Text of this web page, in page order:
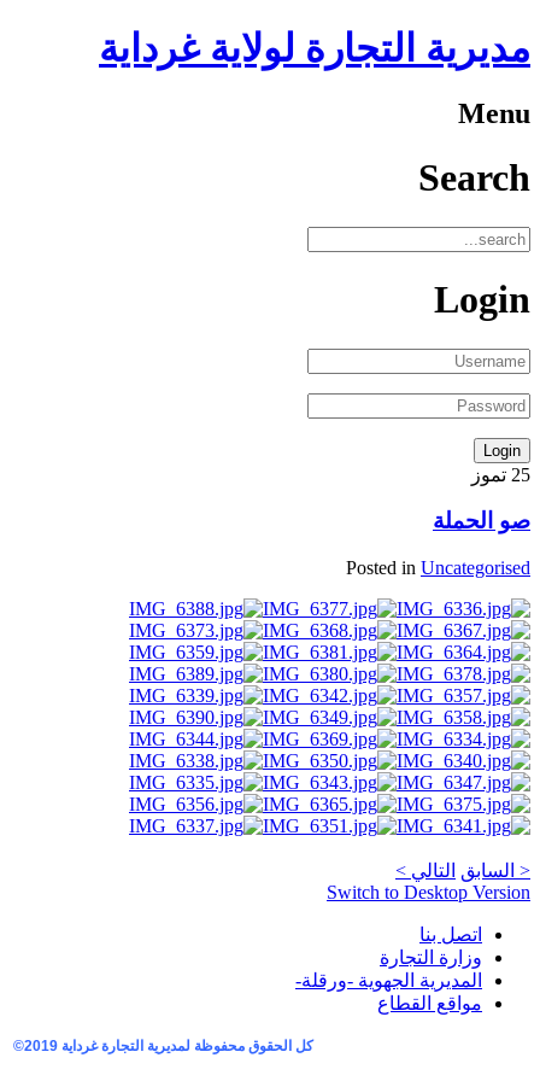
مديرية التجارة لولاية غرداية
Menu
Search
Login
25 تموز
صو الحملة
Posted in Uncategorised
, author/sVasiljevski&Kekeljevic
< السابق التالي >
Switch to Desktop Version
اتصل بنا
وزارة التجارة
المديرية الجهوية -ورقلة-
مواقع القطاع
كل الحقوق محفوظة لمديرية التجارة غرداية 2019©